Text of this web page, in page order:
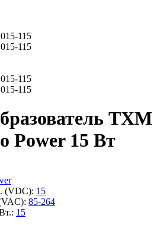
TXM
Power 15 Вт
(VDC): 15
85-264
15